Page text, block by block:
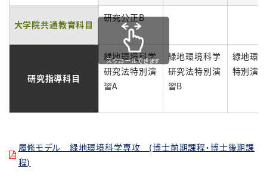
大学院共通教育科目
研究公正B
研究指導科目
緑地環境科学
研究法特別演
習A
緑地環境科学
研究法特別演
習B
緑地環
特別演
スクロールできます
履修モデル 緑地環境科学専攻 (博士前期課程・博士後期課
程)